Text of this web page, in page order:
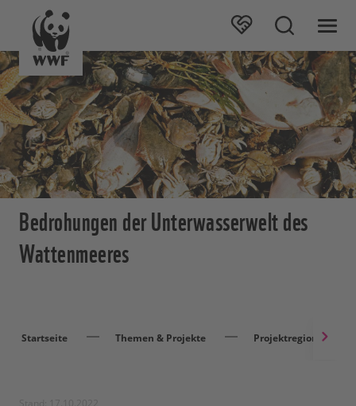
Bedrohungen der Unterwasserwelt des
Wattenmeeres
Startseite Themen & Projekte Projektregionen